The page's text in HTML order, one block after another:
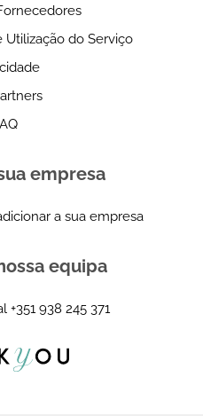
Utilização do Serviço
empresa
a sua empresa
equipa
+351 938 245 371